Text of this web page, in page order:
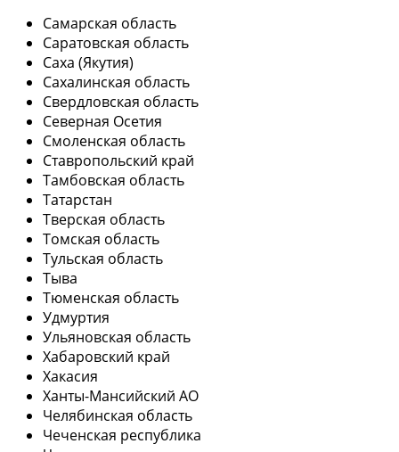
Самарская область
Саратовская область
Саха (Якутия)
Сахалинская область
Свердловская область
Северная Осетия
Смоленская область
Ставропольский край
Тамбовская область
Татарстан
Тверская область
Томская область
Тульская область
Тыва
Тюменская область
Удмуртия
Ульяновская область
Хабаровский край
Хакасия
Ханты-Мансийский АО
Челябинская область
Чеченская республика